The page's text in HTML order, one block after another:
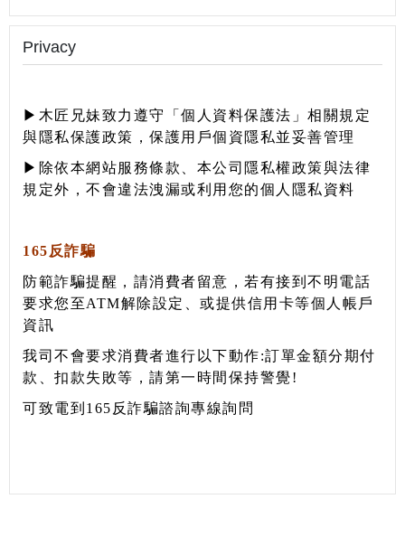
Privacy
▶木匠兄妹致力遵守「個人資料保護法」相關規定
與隱私保護政策，保護用戶個資隱私並妥善管理
▶除依本網站服務條款、本公司隱私權政策與法律
規定外，不會違法洩漏或利用您的個人隱私資料
165反詐騙
防範詐騙提醒，請消費者留意，若有接到不明電話
要求您至ATM解除設定、或提供信用卡等個人帳戶
資訊
我司不會要求消費者進行以下動作:訂單金額分期付
款、扣款失敗等， 請第一時間保持警覺!
可致電到 165反詐騙諮詢專線詢問